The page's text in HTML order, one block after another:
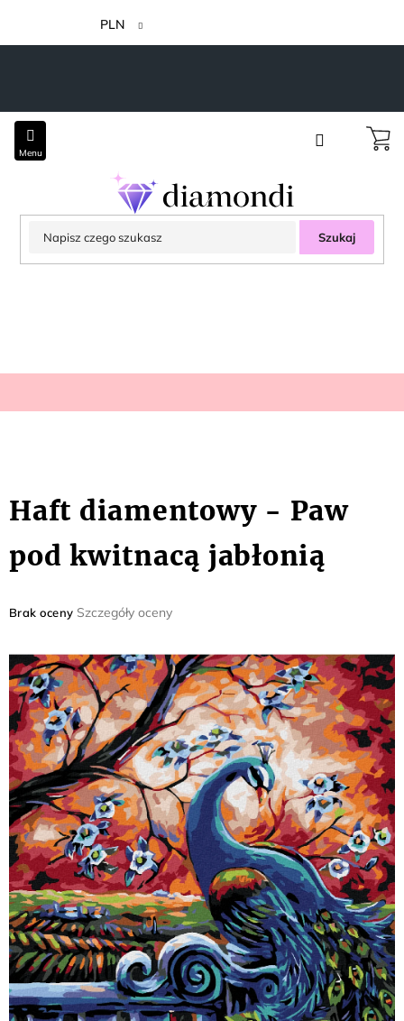
treści
PLN
Szukaj
Haft diamentowy - Paw
pod kwitnacą jabłonią
Średnia
wynosi
0,0
na
gwiazdek.
Brak oceny Szczegóły oceny